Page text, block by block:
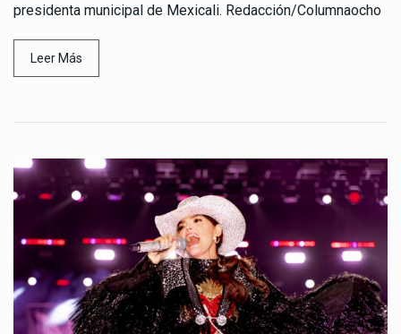
presidenta municipal de Mexicali. Redacción/Columnaocho
Leer Más